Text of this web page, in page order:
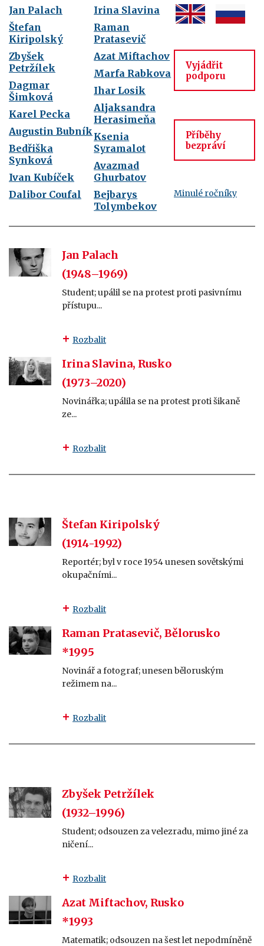
Jan Palach
Štefan
Kiripolský
Zbyšek
Petržílek
Dagmar
Šimková
Karel Pecka
Augustin Bubník
Bedřiška
Synková
Ivan Kubíček
Dalibor Coufal
Irina Slavina
Raman
Pratasevič
Azat Miftachov
Marfa Rabkova
Ihar Losik
Aljaksandra
Herasimeňa
Ksenia
Syramalot
Avazmad
Ghurbatov
Bejbarys
Tolymbekov
Vyjádřit
podporu
Příběhy
bezpráví
Minulé ročníky
Jan Palach
(1948–1969)
Student; upálil se na protest proti pasivnímu
přístupu...
Rozbalit
Irina Slavina, Rusko
(1973–2020)
Novinářka; upálila se na protest proti šikaně
ze...
Rozbalit
Štefan Kiripolský
(1914-1992)
Reportér; byl v roce 1954 unesen sovětskými
okupačními...
Rozbalit
Raman Pratasevič, Bělorusko
*1995
Novinář a fotograf; unesen běloruským
režimem na...
Rozbalit
Zbyšek Petržílek
(1932–1996)
Student; odsouzen za velezradu, mimo jiné za
ničení...
Rozbalit
Azat Miftachov, Rusko
*1993
Matematik; odsouzen na šest let nepodmíněně